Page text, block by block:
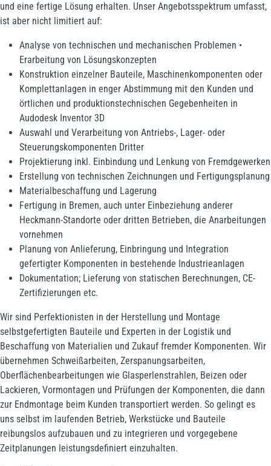
und eine fertige Lösung erhalten. Unser Angebotsspektrum umfasst,
ist aber nicht limitiert auf:
Analyse von technischen und mechanischen Problemen •
Erarbeitung von Lösungskonzepten
Konstruktion einzelner Bauteile, Maschinenkomponenten oder
Komplettanlagen in enger Abstimmung mit den Kunden und
örtlichen und produktionstechnischen Gegebenheiten in
Audodesk Inventor 3D
Auswahl und Verarbeitung von Antriebs-, Lager- oder
Steuerungskomponenten Dritter
Projektierung inkl. Einbindung und Lenkung von Fremdgewerken
Erstellung von technischen Zeichnungen und Fertigungsplanung
Materialbeschaffung und Lagerung
Fertigung in Bremen, auch unter Einbeziehung anderer
Heckmann-Standorte oder dritten Betrieben, die Anarbeitungen
vornehmen
Planung von Anlieferung, Einbringung und Integration
gefertigter Komponenten in bestehende Industrieanlagen
Dokumentation; Lieferung von statischen Berechnungen, CE-
Zertifizierungen etc.
Wir sind Perfektionisten in der Herstellung und Montage
selbstgefertigten Bauteile und Experten in der Logistik und
Beschaffung von Materialien und Zukauf fremder Komponenten. Wir
übernehmen Schweißarbeiten, Zerspanungsarbeiten,
Oberflächenbearbeitungen wie Glasperlenstrahlen, Beizen oder
Lackieren, Vormontagen und Prüfungen der Komponenten, die dann
zur Endmontage beim Kunden transportiert werden. So gelingt es
uns selbst im laufenden Betrieb, Werkstücke und Bauteile
reibungslos aufzubauen und zu integrieren und vorgegebene
Zeitplanungen leistungsdefiniert einzuhalten.